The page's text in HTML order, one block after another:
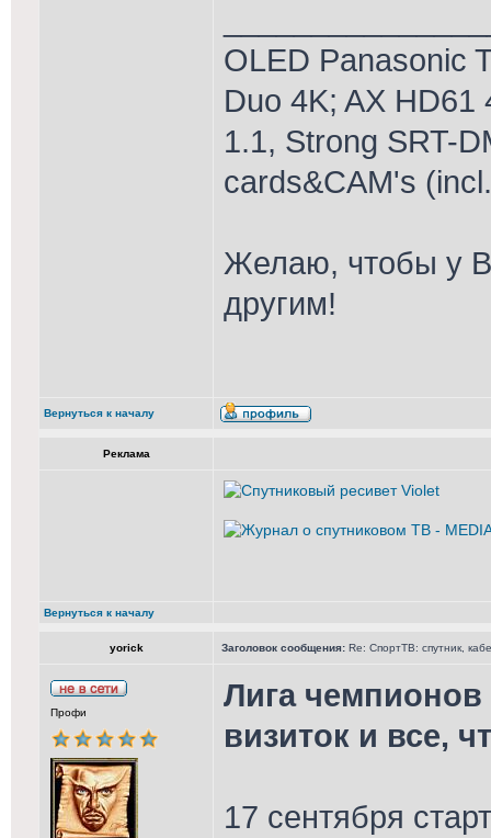
OLED Panasonic
Duo 4K; AX HD61
1.1, Strong SRT-
cards&CAM's
Желаю, чтобы у
другим!
Вернуться к началу
Реклама
Вернуться к началу
yorick Заголовок сообщения: Re: СпортТВ: спутник,
Профи
Лига чемпионов
визиток и все,
17 сентября